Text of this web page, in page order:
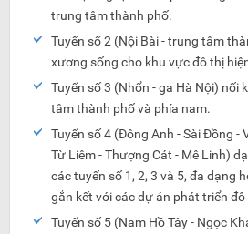
trung tâm thành phố.
Tuyến số 2 (Nội Bài - trung tâm
xương sống cho khu vực đô thị
Tuyến số 3 (Nhổn - ga Hà Nội) nối
tâm thành phố và phía nam.
Tuyến số 4 (Đông Anh - Sài Đồng -
Từ Liêm - Thượng Cát - Mê Linh)
các tuyến số 1, 2, 3 và 5, đa dạng
gắn kết với các dự án phát triển đô
Tuyến số 5 (Nam Hồ Tây - Ngọc